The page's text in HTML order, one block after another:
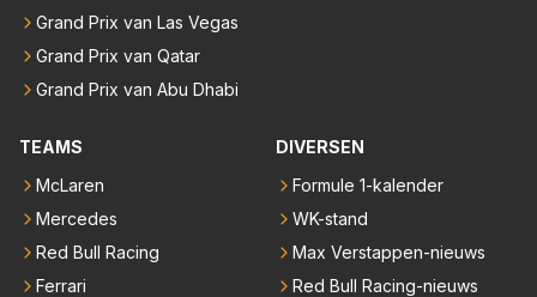
Grand Prix van Las Vegas
Grand Prix van Qatar
Grand Prix van Abu Dhabi
TEAMS
McLaren
Mercedes
Red Bull Racing
Ferrari
DIVERSEN
Formule 1-kalender
WK-stand
Max Verstappen-nieuws
Red Bull Racing-nieuws